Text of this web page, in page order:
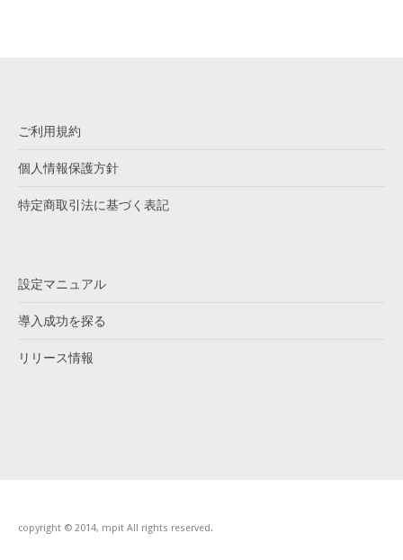
ご利用規約
個人情報保護方針
特定商取引法に基づく表記
設定マニュアル
導入成功を探る
リリース情報
copyright © 2014, mpit All rights reserved.